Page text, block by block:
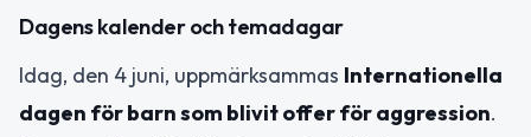
Dagens kalender och temadagar
Idag, den 4 juni, uppmärksammas Internationella
dagen för barn som blivit offer för aggression.